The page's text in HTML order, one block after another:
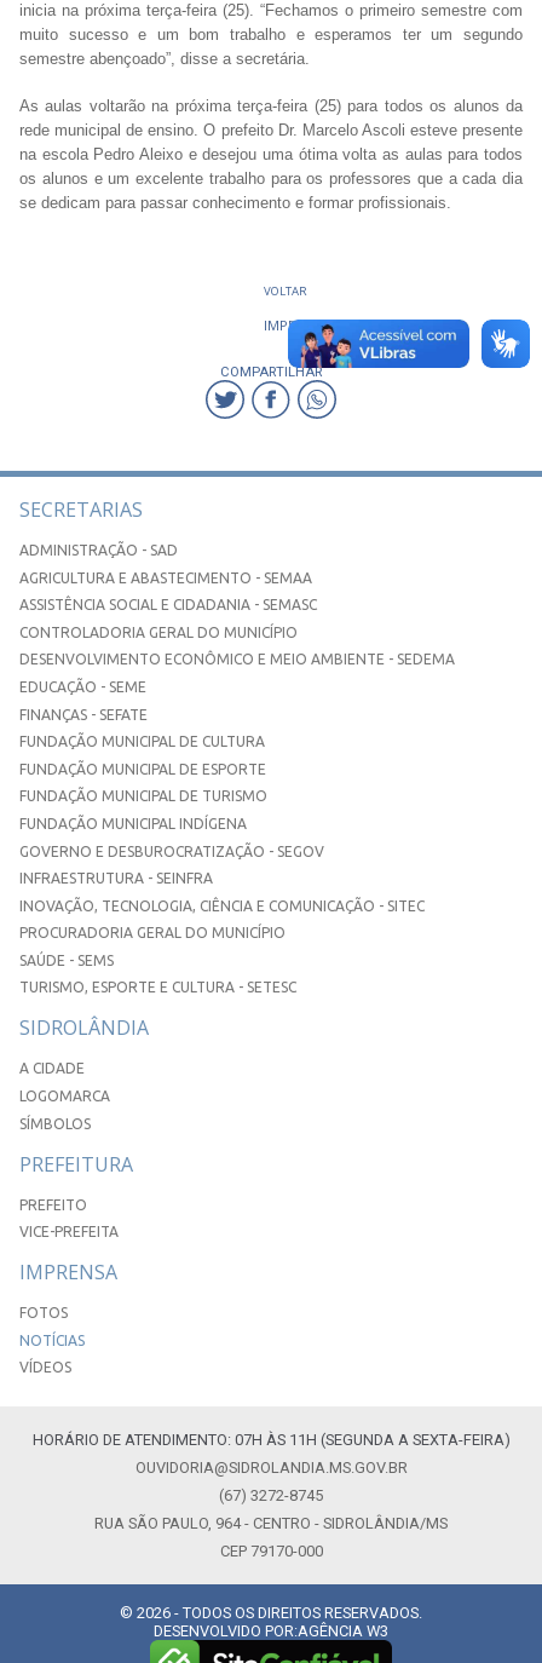
inicia na próxima terça-feira (25). “Fechamos o primeiro semestre com
muito sucesso e um bom trabalho e esperamos ter um segundo
semestre abençoado”, disse a secretária.
As aulas voltarão na próxima terça-feira (25) para todos os alunos da
rede municipal de ensino. O prefeito Dr. Marcelo Ascoli esteve presente
na escola Pedro Aleixo e desejou uma ótima volta as aulas para todos
os alunos e um excelente trabalho para os professores que a cada dia
se dedicam para passar conhecimento e formar profissionais.
VOLTAR
IMPRIMIR
COMPARTILHAR
SECRETARIAS
ADMINISTRAÇÃO - SAD
AGRICULTURA E ABASTECIMENTO - SEMAA
ASSISTÊNCIA SOCIAL E CIDADANIA - SEMASC
CONTROLADORIA GERAL DO MUNICÍPIO
DESENVOLVIMENTO ECONÔMICO E MEIO AMBIENTE - SEDEMA
EDUCAÇÃO - SEME
FINANÇAS - SEFATE
FUNDAÇÃO MUNICIPAL DE CULTURA
FUNDAÇÃO MUNICIPAL DE ESPORTE
FUNDAÇÃO MUNICIPAL DE TURISMO
FUNDAÇÃO MUNICIPAL INDÍGENA
GOVERNO E DESBUROCRATIZAÇÃO - SEGOV
INFRAESTRUTURA - SEINFRA
INOVAÇÃO, TECNOLOGIA, CIÊNCIA E COMUNICAÇÃO - SITEC
PROCURADORIA GERAL DO MUNICÍPIO
SAÚDE - SEMS
TURISMO, ESPORTE E CULTURA - SETESC
SIDROLÂNDIA
A CIDADE
LOGOMARCA
SÍMBOLOS
PREFEITURA
PREFEITO
VICE-PREFEITA
IMPRENSA
FOTOS
NOTÍCIAS
VÍDEOS
HORÁRIO DE ATENDIMENTO: 07H ÀS 11H (SEGUNDA A SEXTA-FEIRA)
OUVIDORIA@SIDROLANDIA.MS.GOV.BR
(67) 3272-8745
RUA SÃO PAULO, 964 - CENTRO - SIDROLÂNDIA/MS
CEP 79170-000
© 2026 - TODOS OS DIREITOS RESERVADOS.
DESENVOLVIDO POR:AGÊNCIA W3